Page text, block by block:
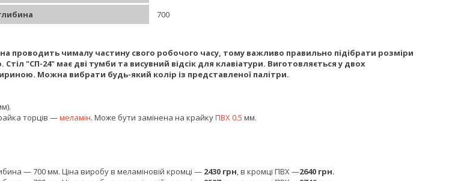
700
проводить чималу частину свого робочого часу, тому важливо правильно підібрати розміри
Стіл "СП-24" має дві тумби та висувний відсік для клавіатури. Виготовляється у двох
Можна вибрати будь-який колір із представленої палітри.
торців —меламін. Може бути замінена на крайкуПВХ 0.5 мм.
— 700 мм. Ціна виробу в меламіновій кромці — 2430 грн,в кромці ПВХ —2640 грн.